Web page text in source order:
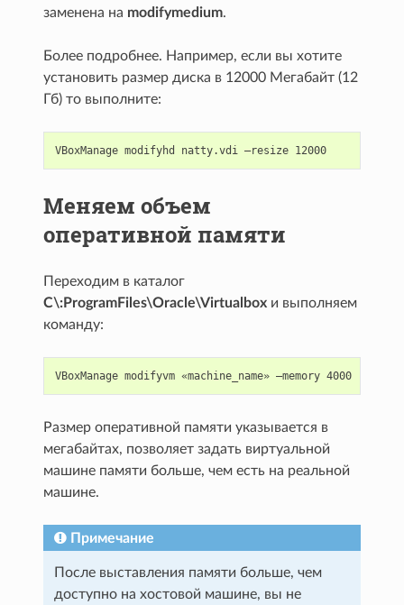
заменена на modifymedium.
Более подробнее. Например, если вы хотите
установить размер диска в 12000 Мегабайт (12
Гб) то выполните:
Меняем объем
оперативной памяти
Переходим в каталог
C\:ProgramFiles\Oracle\Virtualbox и выполняем
команду:
Размер оперативной памяти указывается в
мегабайтах, позволяет задать виртуальной
машине памяти больше, чем есть на реальной
машине.
Примечание
После выставления памяти больше, чем
доступно на хостовой машине, вы не